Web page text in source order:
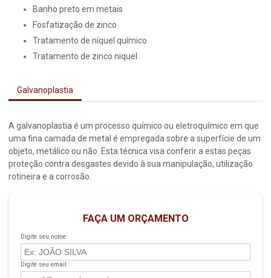
banho preto em metais
fosfatização de zinco
tratamento de níquel químico
tratamento de zinco niquel
Galvanoplastia
A galvanoplastia é um processo químico ou eletroquímico em que
uma fina camada de metal é empregada sobre a superfície de um
objeto, metálico ou não. Esta técnica visa conferir a estas peças
proteção contra desgastes devido à sua manipulação, utilização
rotineira e a corrosão.
FAÇA UM ORÇAMENTO
Digite seu nome
Digite seu email